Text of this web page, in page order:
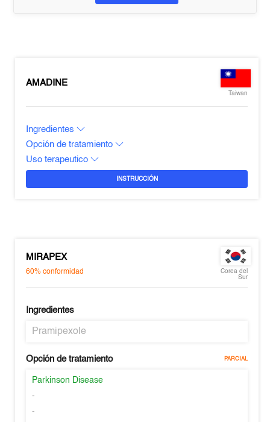
AMADINE
Taiwan
Ingredientes
Opción de tratamiento
Uso terapeutico
INSTRUCCIÓN
MIRAPEX
60%conformidad
Corea del
Sur
Ingredientes
Pramipexole
Opción de tratamiento PARCIAL
Parkinson Disease
-
-